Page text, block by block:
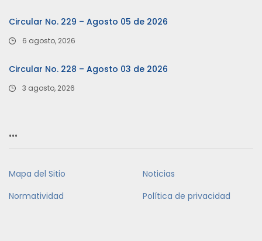
Circular No. 229 – Agosto 05 de 2026
6 agosto, 2026
Circular No. 228 – Agosto 03 de 2026
3 agosto, 2026
…
Mapa del Sitio
Noticias
Normatividad
Política de privacidad